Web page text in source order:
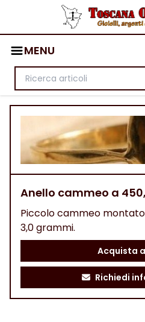
MENU
Anello cammeo a
Piccolo cammeo montato
3,0 grammi.
Acquista
Richiedi